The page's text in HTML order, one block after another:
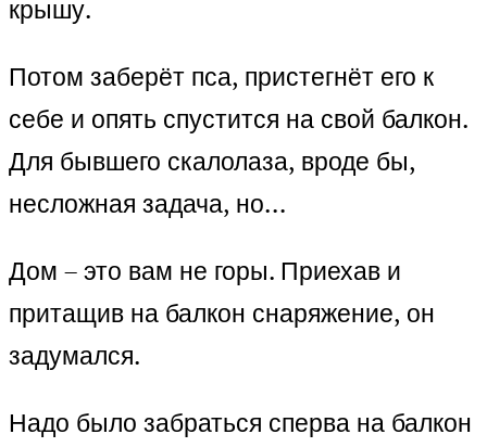
крышу.
Потом заберёт пса, пристегнёт его к
себе и опять спустится на свой балкон.
Для бывшего скалолаза, вроде бы,
несложная задача, но…
Дом – это вам не горы. Приехав и
притащив на балкон снаряжение, он
задумался.
Надо было забраться сперва на балкон